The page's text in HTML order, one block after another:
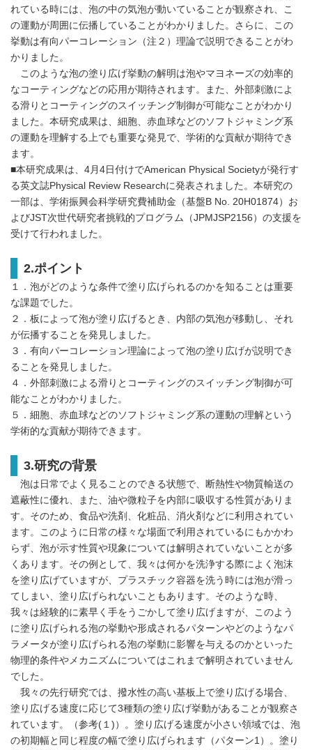
れている時には、泡の中の気泡が動いていることが観察され、こ
の運動が周囲に伝播していることがわかりました。さらに、この
挙動は有向パーコレーション（注２）理論で説明できることがわ
かりました。
このような泡の塗り広げ挙動の解明は泡やマヨネーズの効率的
なコーティングなどの応用が期待されます。また、外部刺激によ
る滑りとコーティングのスイッチング制御が可能なことがわかり
ました。本研究成果は、細胞、赤血球などのソフトジャミング系
の運動を理解する上でも重要な発見で、学術的な貢献が期待でき
ます。
■本研究成果は、4月4日付けでAmerican Physical Societyが発行す
る英文誌Physical Review Researchに発表されました。本研究の
一部は、学術振興会科学研究費補助金（基盤B No. 20H01874）お
よびJST次世代研究者挑戦的プログラム（JPMJSP2156）の支援を
受けて行われました。
2.ポイント
１．泡がどのような条件で塗り広げられるのかを知ることは重要
な課題でした。
２．板によって泡が塗り広げるとき、内部の気泡が移動し、それ
が伝播することを発見しました。
３．有向パーコレーション理論によって泡の塗り広げが説明でき
ることを発見しました。
４．外部刺激による滑りとコーティングのスイッチング制御が可
能なことがわかりました。
５．細胞、赤血球などのソフトジャミング系の運動の理解という
学術的な貢献が期待できます。
3.研究の背景
泡は日常でよく見ることのできる状態で、断熱性や物質輸送の
遮蔽性に優れ、また、油や微粒子を内部に吸収する性質がありま
す。そのため、食品や洗剤、化粧品、消火剤などに利用されてい
ます。このように日常の様々な場面で利用されているにもかかわ
らず、泡が示す性質や現象については解明されていないことが多
くあります。その例として、我々は何かを洗浄する際によく泡沫
を塗り広げていますが、プラスチック容器を洗う時には泡が滑っ
てしまい、塗り広げられないこともあります。そのような時、
我々は経験的に素早く手をうごかして塗り広げますが、このよう
に塗り広げられる泡の挙動や形成されるパターンやどのようなパ
ラメータが塗り広げられる泡の挙動に影響を与えるのかといった
物理的条件やメカニズムについてはこれまで解明されていません
でした。
我々の先行研究では、撥水性の高い基板上で塗り広げる場合、
塗り広げる速度に応じて3種類の塗り広げ挙動があることが観察さ
れています。（参考(１)）。塗り広げる速度が小さい領域では、泡
の初期幅と同じ程度の幅で塗り広げられます（パターン1）。塗り